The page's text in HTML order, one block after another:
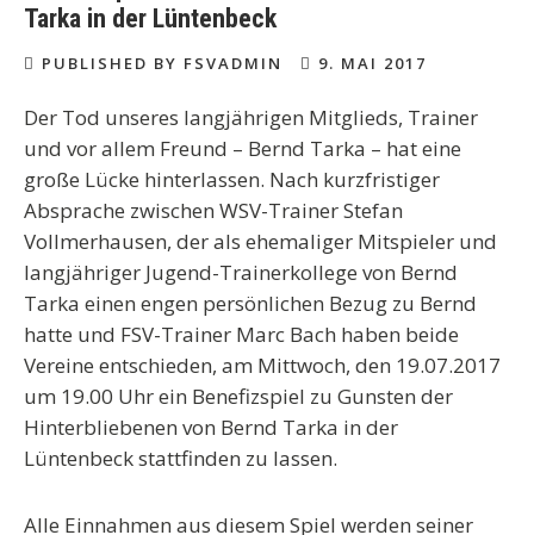
Tarka in der Lüntenbeck
PUBLISHED BY FSVADMIN 9. MAI 2017
Der Tod unseres langjährigen Mitglieds, Trainer
und vor allem Freund – Bernd Tarka – hat eine
große Lücke hinterlassen. Nach kurzfristiger
Absprache zwischen WSV-Trainer Stefan
Vollmerhausen, der als ehemaliger Mitspieler und
langjähriger Jugend-Trainerkollege von Bernd
Tarka einen engen persönlichen Bezug zu Bernd
hatte und FSV-Trainer Marc Bach haben beide
Vereine entschieden, am Mittwoch, den 19.07.2017
um 19.00 Uhrein Benefizspiel zu Gunsten der
Hinterbliebenen von Bernd Tarka in der
Lüntenbeckstattfinden zu lassen.
Alle Einnahmen aus diesem Spiel werden seiner